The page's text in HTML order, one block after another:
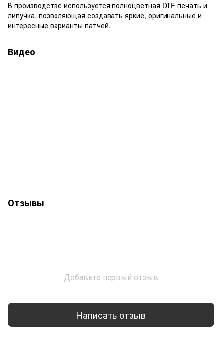
В производстве используется полноцветная DTF печать и
липучка, позволяющая создавать яркие, оригинальные и
интересные варианты патчей.
Видео
Отзывы
Добавьте первый отзыв
Написать отзыв